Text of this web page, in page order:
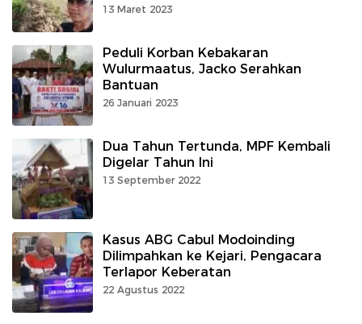
13 Maret 2023
Peduli Korban Kebakaran
Wulurmaatus, Jacko Serahkan
Bantuan
26 Januari 2023
Dua Tahun Tertunda, MPF Kembali
Digelar Tahun Ini
13 September 2022
Kasus ABG Cabul Modoinding
Dilimpahkan ke Kejari, Pengacara
Terlapor Keberatan
22 Agustus 2022